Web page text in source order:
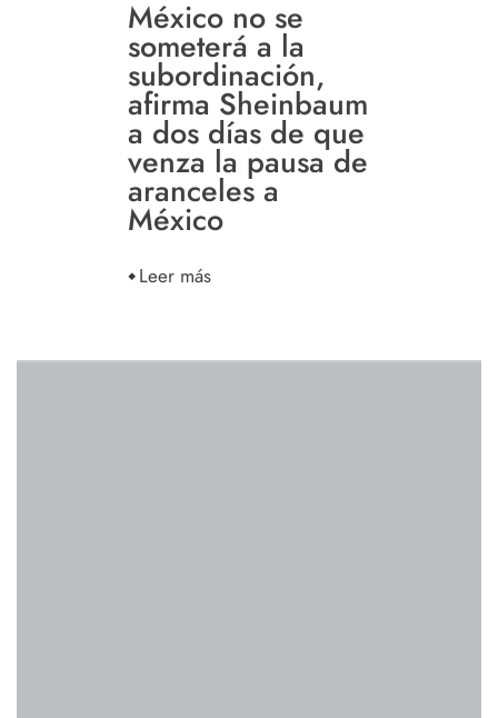
México no se
someterá a la
subordinación,
afirma Sheinbaum
a dos días de que
venza la pausa de
aranceles a
México
Leer más